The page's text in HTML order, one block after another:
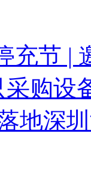
充节 |
购设
地深